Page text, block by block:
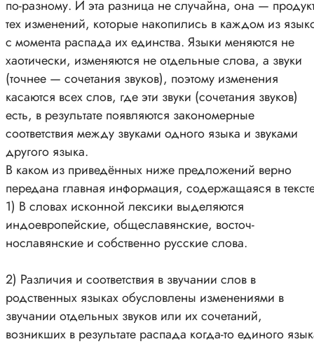
по-разному. И эта разница не случайна, она —
тех изменений, которые накопились в каждом из
с момента распада их единства. Языки меняются не
хаотически, изменяются не отдельные слова, а звуки
(точнее — сочетания звуков), поэтому изменения
касаются всех слов, где эти звуки (сочетания звуков)
есть, в результате появляются закономерные
соответствия между звуками одного языка и звуками
другого языка.
В каком из приведённых ниже предложений верно
передана главная информация, содержащаяся в
1) В словах исконной лексики выделяются
индоевропейские, общеславянские, восточ-
нославянские и собственно русские слова.
2) Различия и соответствия в звучании слов в
родственных языках обусловлены изменениями в
звучании отдельных звуков или их сочетаний,
возникших в результате распада когда-то единого